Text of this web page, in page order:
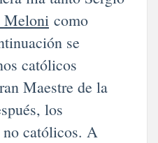
Meloni como
se
católicos
Maestre de la
los
no católicos. A